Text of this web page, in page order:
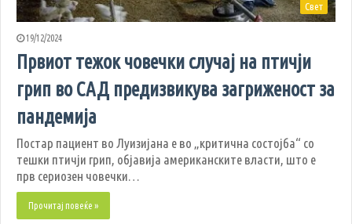
Свет
19/12/2024
Првиот тежок човечки случај на птичји
грип во САД предизвикува загриженост за
пандемија
Постар пациент во Луизијана е во „критична состојба“ со
тешки птичји грип, објавија американските власти, што е
прв сериозен човечки…
Прочитај повеќе »